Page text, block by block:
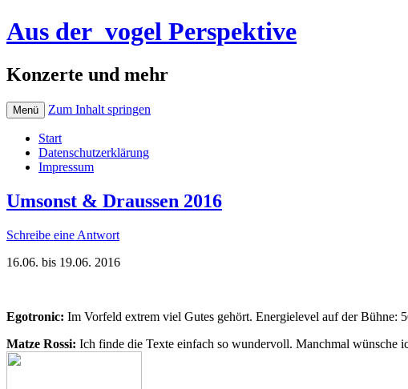
Aus der_vogel Perspektive
Konzerte und mehr
Menü Zum Inhalt springen
Start
Datenschutzerklärung
Impressum
Umsonst & Draussen 2016
Schreibe eine Antwort
16.06. bis 19.06. 2016
Egotronic: Im Vorfeld extrem viel Gutes gehört. Energielevel auf der Bühne:
Matze Rossi: Ich finde die Texte einfach so wundervoll. Manchmal wünsche